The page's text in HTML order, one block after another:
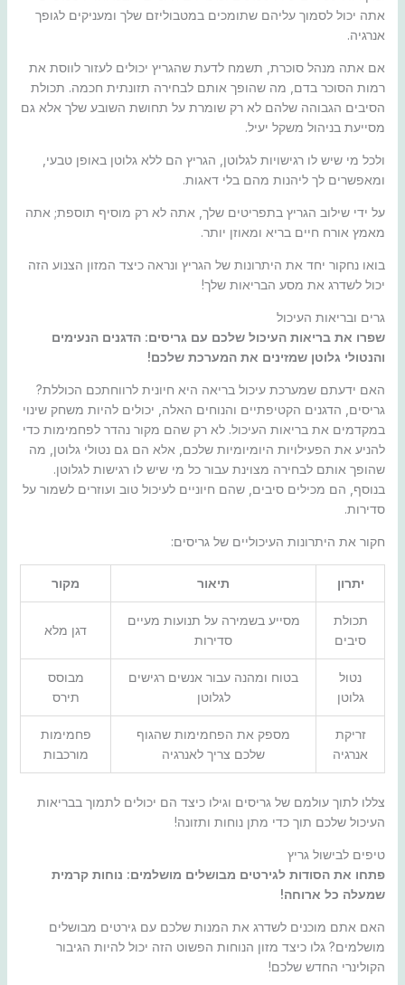
אתה יכול לסמוך עליהם שתומכים במטבוליזם שלך ומעניקים לגופך
אנרגיה.
אם אתה מנהל סוכרת, תשמח לדעת שהגריץ יכולים לעזור לווסת את
רמות הסוכר בדם, מה שהופך אותם לבחירה תזונתית חכמה. תכולת
הסיבים הגבוהה שלהם לא רק שומרת על תחושת השובע שלך אלא גם
מסייעת בניהול משקל יעיל.
ולכל מי שיש לו רגישויות לגלוטן, הגריץ הם ללא גלוטן באופן טבעי,
ומאפשרים לך ליהנות מהם בלי דאגות.
על ידי שילוב הגריץ בתפריטים שלך, אתה לא רק מוסיף תוספת; אתה
מאמץ אורח חיים בריא ומאוזן יותר.
בואו נחקור יחד את היתרונות של הגריץ ונראה כיצד המזון הצנוע הזה
יכול לשדרג את מסע הבריאות שלך!
גרים ובריאות העיכול
שפרו את בריאות העיכול שלכם עם גריסים: הדגנים הנעימים
והנטולי גלוטן שמזינים את המערכת שלכם!
האם ידעתם שמערכת עיכול בריאה היא חיונית לרווחתכם הכוללת?
גריסים, הדגנים הקטיפתיים והנוחים האלה, יכולים להיות משחק שינוי
במקדמים את בריאות העיכול. לא רק שהם מקור נהדר לפחמימות כדי
להניע את הפעילויות היומיומיות שלכם, אלא הם גם נטולי גלוטן, מה
שהופך אותם לבחירה מצוינת עבור כל מי שיש לו רגישות לגלוטן.
בנוסף, הם מכילים סיבים, שהם חיוניים לעיכול טוב ועוזרים לשמור על
סדירות.
חקור את היתרונות העיכוליים של גריסים:
יתרון תיאור מקור
תכולת
סיבים
מסייע בשמירה על תנועות מעיים
סדירות
דגן מלא
נטול
גלוטן
בטוח ומהנה עבור אנשים רגישים
לגלוטן
מבוסס
תירס
זריקת
אנרגיה
מספק את הפחמימות שהגוף
שלכם צריך לאנרגיה
פחמימות
מורכבות
צללו לתוך עולמם של גריסים וגילו כיצד הם יכולים לתמוך בבריאות
העיכול שלכם תוך כדי מתן נוחות ותזונה!
טיפים לבישול גריץ
פתחו את הסודות לגירטים מבושלים מושלמים: נוחות קרמית
שמעלה כל ארוחה!
האם אתם מוכנים לשדרג את המנות שלכם עם גירטים מבושלים
מושלמים? גלו כיצד מזון הנוחות הפשוט הזה יכול להיות הגיבור
הקולינרי החדש שלכם!